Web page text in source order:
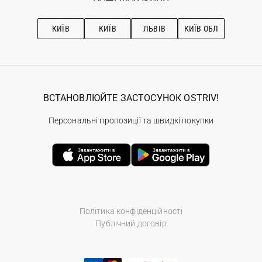
Рекомендації з догляду
КИЇВ КИЇВ ЛЬВІВ КИЇВ ОБЛ
Політика конфіденційності
Публічний договір
ВСТАНОВЛЮЙТЕ ЗАСТОСУНОК OSTRIV!
Персональні пропозиції та швидкі покупки